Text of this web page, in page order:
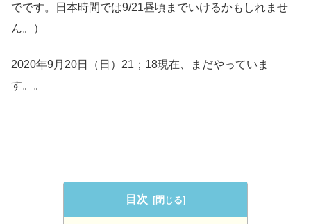
でです。日本時間では9/21昼頃までいけるかもしれませ
ん。）
2020年9月20日（日）21；18現在、まだやっていま
す。。
目次